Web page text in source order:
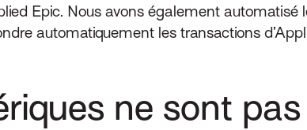
Epic. Nous avons également automatisé
automatiquement les transactions
ne sont